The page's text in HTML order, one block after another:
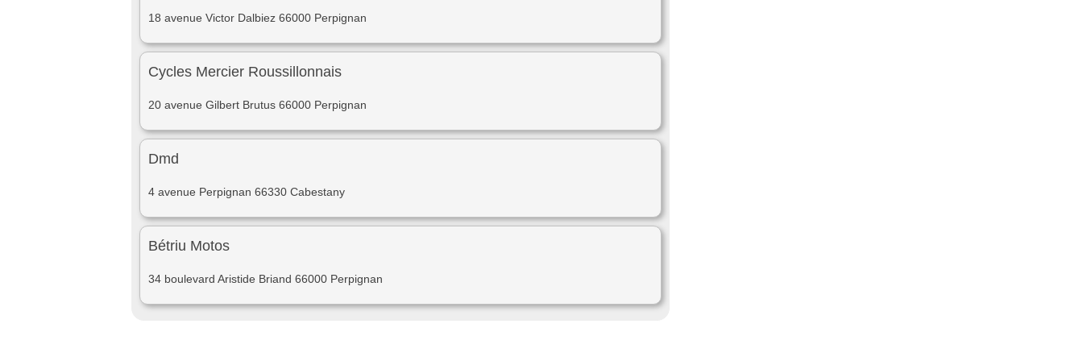
18 avenue Victor Dalbiez 66000 Perpignan
Cycles Mercier Roussillonnais
20 avenue Gilbert Brutus 66000 Perpignan
Dmd
4 avenue Perpignan 66330 Cabestany
Bétriu Motos
34 boulevard Aristide Briand 66000 Perpignan